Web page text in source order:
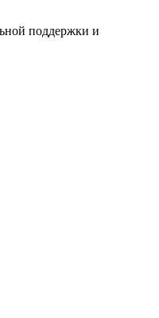
поддержки и